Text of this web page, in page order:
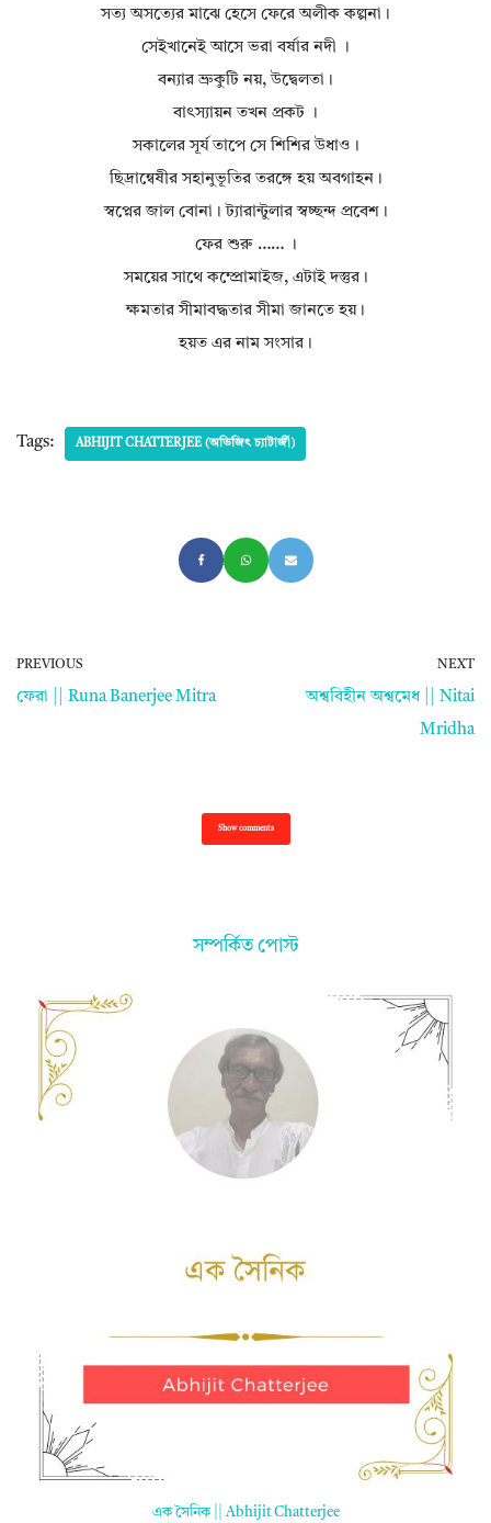
সত্য অসত্যের মাঝে হেসে ফেরে অলীক কল্পনা।
সেইখানেই আসে ভরা বর্ষার নদী ।
বন্যার ভ্রুকুটি নয়, উদ্বেলতা।
বাৎস্যায়ন তখন প্রকট ।
সকালের সূর্য তাপে সে শিশির উধাও।
ছিদ্রান্বেষীর সহানুভূতির তরঙ্গে হয় অবগাহন।
স্বপ্নের জাল বোনা। ট্যারান্টুলার স্বচ্ছন্দ প্রবেশ।
ফের শুরু …… ।
সময়ের সাথে কম্প্রোমাইজ, এটাই দস্তুর।
ক্ষমতার সীমাবদ্ধতার সীমা জানতে হয়।
হয়ত এর নাম সংসার।
Tags: ABHIJIT CHATTERJEE (অভিজিৎ চ্যাটার্জী)
PREVIOUS
ফেরা || Runa Banerjee Mitra
NEXT
অশ্ববিহীন অশ্বমেধ || Nitai
Mridha
Show comments
সম্পর্কিত পোস্ট
এক সৈনিক || Abhijit Chatterjee